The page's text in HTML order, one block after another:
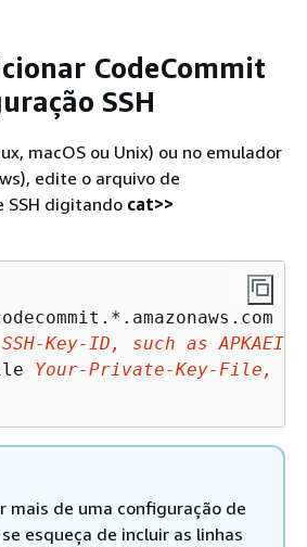
CodeCommit
SSH
macOS ou Unix) ou no emulador
edite o arquivo de
SSH digitando cat>>
Key-ID, such as
Your-Private-Key-File,
mais de uma configuração de
se esqueça de incluir as linhas